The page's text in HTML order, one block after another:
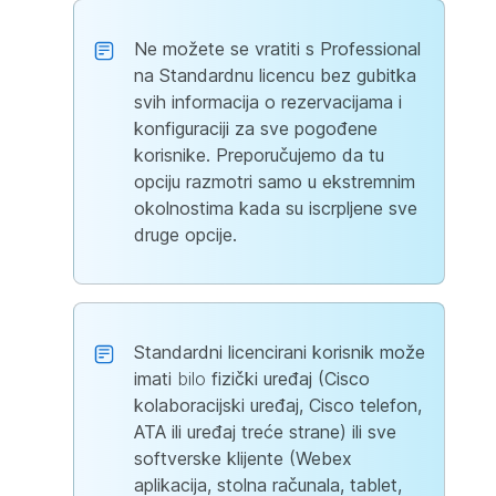
Ne možete se vratiti s Professional
na Standardnu licencu bez gubitka
svih informacija o rezervacijama i
konfiguraciji za sve pogođene
korisnike. Preporučujemo da tu
opciju razmotri samo u ekstremnim
okolnostima kada su iscrpljene sve
druge opcije.
Standardni licencirani korisnik može
imati bilo fizički uređaj (Cisco
kolaboracijski uređaj, Cisco telefon,
ATA ili uređaj treće strane) ili sve
softverske klijente (Webex
aplikacija, stolna računala, tablet,